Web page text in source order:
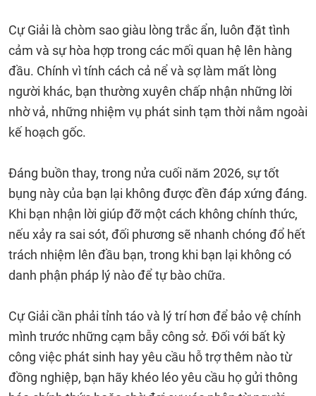
Cự Giải là chòm sao giàu lòng trắc ẩn, luôn đặt tình
cảm và sự hòa hợp trong các mối quan hệ lên hàng
đầu. Chính vì tính cách cả nể và sợ làm mất lòng
người khác, bạn thường xuyên chấp nhận những lời
nhờ vả, những nhiệm vụ phát sinh tạm thời nằm ngoài
kế hoạch gốc.
Đáng buồn thay, trong nửa cuối năm 2026, sự tốt
bụng này của bạn lại không được đền đáp xứng đáng.
Khi bạn nhận lời giúp đỡ một cách không chính thức,
nếu xảy ra sai sót, đối phương sẽ nhanh chóng đổ hết
trách nhiệm lên đầu bạn, trong khi bạn lại không có
danh phận pháp lý nào để tự bào chữa.
Cự Giải cần phải tỉnh táo và lý trí hơn để bảo vệ chính
mình trước những cạm bẫy công sở. Đối với bất kỳ
công việc phát sinh hay yêu cầu hỗ trợ thêm nào từ
đồng nghiệp, bạn hãy khéo léo yêu cầu họ gửi thông